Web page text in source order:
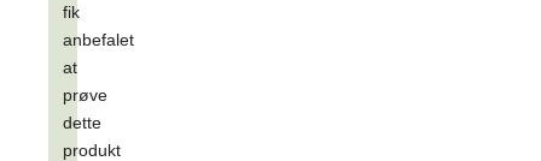
fik
anbefalet
at
prøve
dette
produkt